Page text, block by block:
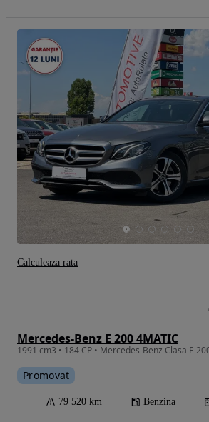
Mercedes-Benz E 200 4MATIC
1991 cm3 • 184 CP • Mercedes-Benz Clasa E
Promovat
79 520 km Benzina
Calculeaza rata